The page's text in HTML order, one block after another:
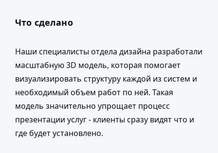
Что сделано
Наши специалисты отдела дизайна разработали
масштабную 3D модель, которая помогает
визуализировать структуру каждой из систем и
необходимый объем работ по ней. Такая
модель значительно упрощает процесс
презентации услуг - клиенты сразу видят что и
где будет установлено.